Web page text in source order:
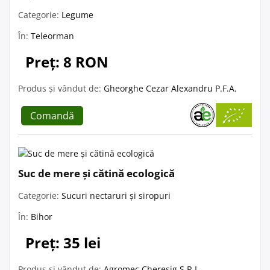
Categorie: Legume
În: Teleorman
Preț: 8 RON
Produs și vândut de: Gheorghe Cezar Alexandru P.F.A.
Comandă
Suc de mere și cătină ecologică
Categorie: Sucuri nectaruri și siropuri
În: Bihor
Preț: 35 lei